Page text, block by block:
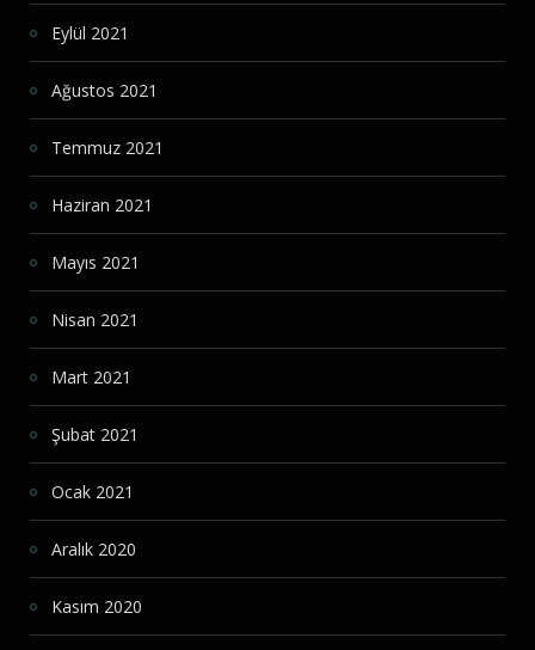
Eylül 2021
Ağustos 2021
Temmuz 2021
Haziran 2021
Mayıs 2021
Nisan 2021
Mart 2021
Şubat 2021
Ocak 2021
Aralık 2020
Kasım 2020